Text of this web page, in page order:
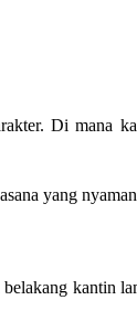
Di mana
yang
kantin